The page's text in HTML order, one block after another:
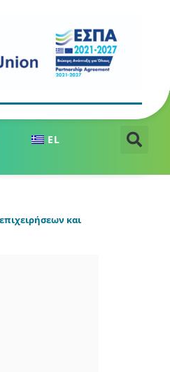
EL
και